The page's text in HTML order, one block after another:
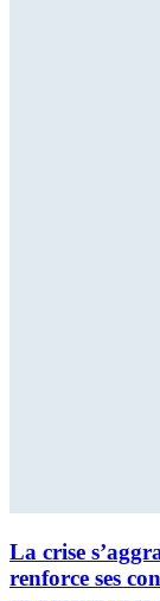
La crise
renforce ses